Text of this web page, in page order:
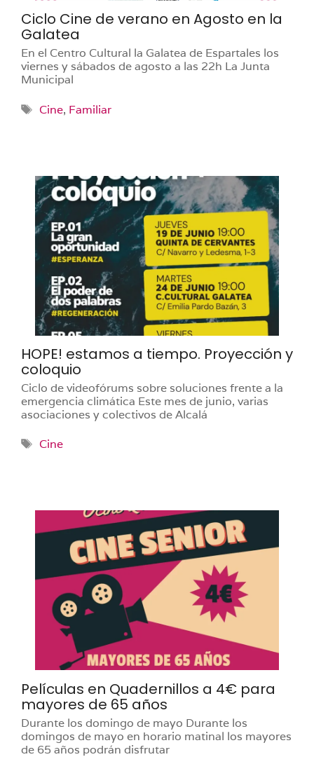
Ciclo Cine de verano en Agosto en la
Galatea
En el Centro Cultural la Galatea de Espartales los
viernes y sábados de agosto a las 22h La Junta
Municipal
Etiquetas
Cine, Familiar
HOPE! estamos a tiempo. Proyección y
coloquio
Ciclo de videofórums sobre soluciones frente a la
emergencia climática Este mes de junio, varias
asociaciones y colectivos de Alcalá
Etiquetas
Cine
Películas en Quadernillos a 4€ para
mayores de 65 años
Durante los domingo de mayo Durante los
domingos de mayo en horario matinal los mayores
de 65 años podrán disfrutar